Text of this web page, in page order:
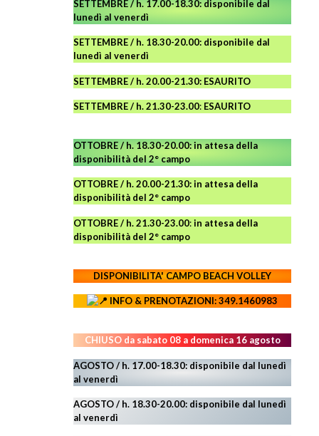
SETTEMBRE / h. 17.00-18.30: disponibile dal
lunedì al venerdì
SETTEMBRE / h. 18.30-20.00: disponibile dal
lunedì al venerdì
SETTEMBRE / h. 20.00-21.30: ESAURITO
SETTEMBRE / h. 21.30-23.00: ESAURITO
OTTOBRE / h. 18.30-20.00:in attesa della
disponibilità del 2° campo
OTTOBRE / h. 20.00-21.30:in attesa della
disponibilità del 2° campo
OTTOBRE / h. 21.30-23.00:in attesa della
disponibilità del 2° campo
DISPONIBILITA' CAMPOBEACH VOLLEY
INFO & PRENOTAZIONI: 349.1460983
CHIUSO da sabato 08 a domenica 16 agosto
AGOSTO / h. 17.00-18.30: disponibile dal lunedì
al venerdì
AGOSTO/ h. 18.30-20.00: disponibile dal lunedì
al venerdì